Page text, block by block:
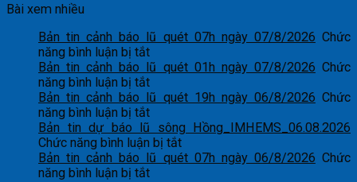
Bài xem nhiều
Bản tin cảnh báo lũ quét 07h ngày 07/8/2026 Chức
năng bình luận bị tắtở
Bản
tin
cảnh
báo
lũ
quét
07h
ngày
Bản tin cảnh báo lũ quét 01h ngày 07/8/2026 Chức
năng bình luận bị tắtở
Bản
tin
cảnh
báo
lũ
quét
Bản tin cảnh báo lũ quét 19h ngày 06/8/2026 Chức
năng bình luận bị tắtở
Bản
tin
cảnh
báo
Bản tin dự báo lũ sông Hồng_IMHEMS_06.08.2026
Chức năng bình luận bị tắtở
Bản
Bản tin cảnh báo lũ quét 07h ngày 06/8/2026 Chức
năng bình luận bị tắtở